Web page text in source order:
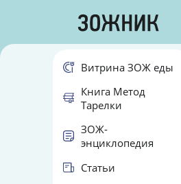
Витрина ЗОЖ еды
Книга Метод
Тарелки
ЗОЖ-
энциклопедия
Статьи